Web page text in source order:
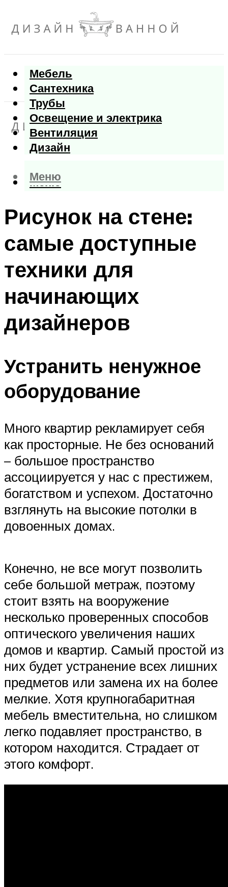
Мебель
Сантехника
Трубы
Освещение и электрика
Вентиляция
Дизайн
Меню
Меню
Рисунок на стене:
самые доступные
техники для
начинающих
дизайнеров
Устранить ненужное
оборудование
Много квартир рекламирует себя
как просторные. Не без оснований
– большое пространство
ассоциируется у нас с престижем,
богатством и успехом. Достаточно
взглянуть на высокие потолки в
довоенных домах.
Конечно, не все могут позволить
себе большой метраж, поэтому
стоит взять на вооружение
несколько проверенных способов
оптического увеличения наших
домов и квартир. Самый простой из
них будет устранение всех лишних
предметов или замена их на более
мелкие. Хотя крупногабаритная
мебель вместительна, но слишком
легко подавляет пространство, в
котором находится. Страдает от
этого комфорт.